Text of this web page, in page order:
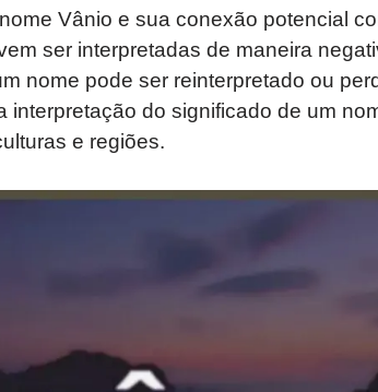
Vânio e sua conexão potencial
ser interpretadas de maneira
nome pode ser reinterpretado ou
interpretação do significado de um
e regiões.